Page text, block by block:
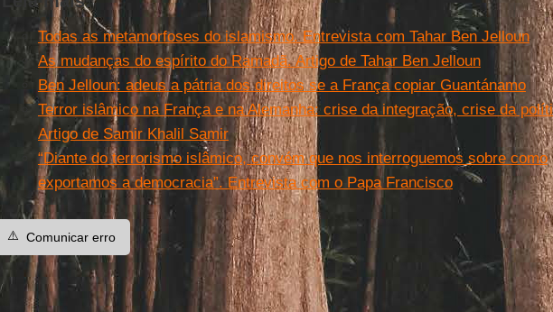
Todas as metamorfoses do islamismo. Entrevista com Tahar Ben Jelloun
As mudanças do espírito do Ramadã. Artigo de Tahar Ben Jelloun
Ben Jelloun: adeus a pátria dos direitos se a França copiar Guantánamo
Terror islâmico na França e na Alemanha: crise da integração, crise da
Artigo de Samir Khalil Samir
“Diante do terrorismo islâmico, convém que nos interroguemos sobre como
exportamos a democracia”. Entrevista com o Papa Francisco
⚠️ Comunicar erro